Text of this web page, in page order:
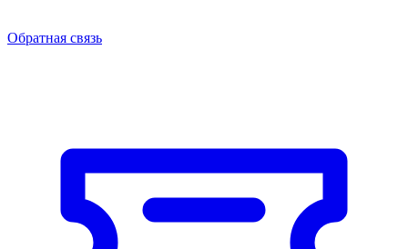
Обратная связь